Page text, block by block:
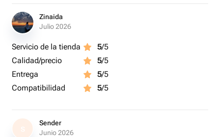
Zinaida
Julio 2026
Servicio de la tienda 5/5
Calidad/precio
5/5
Entrega
5/5
Compatibilidad
5/5
S
Sender
Junio 2026